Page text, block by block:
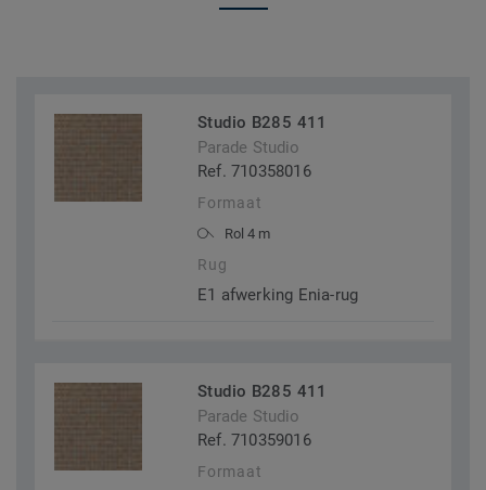
Studio B285 411
Parade Studio
Ref. 710358016
Formaat
Rol 4 m
Rug
E1 afwerking Enia-rug
Studio B285 411
Parade Studio
Ref. 710359016
Formaat